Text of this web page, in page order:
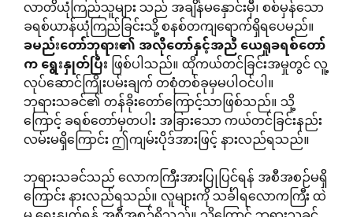
လာတိယုံကြည်သူများ သည် အချိန်မနှောင်းမှီ၊ စစ်မှန်သော
ခရစ်ယာန်ယုံကြည်ခြင်းသို့ စနစ်တကျရောက်ရှိရပေမည်။
ခမည်းတော်ဘုရား၏အလိုတော်နှင့်အညီယေရှုခရစ်တော်
ကရွေးနှုတ်ပြီးဖြစ်ပါသည်။ ထိုကယ်တင်ခြင်းအမှုတွင် လူ့
လုပ်ဆောင်ကြိုးပမ်းချက် တစုံတစ်ခုမှမပါဝင်ပါ။
ဘုရားသခင်၏ တန်ခိုးတော်ကြောင့်သာဖြစ်သည်။ သို့
ကြောင့် ခရစ်တော်မှတပါး အခြားသော ကယ်တင်ခြင်းနည်း
လမ်းမရှိကြောင်း ဤကျမ်းပိုဒ်အားဖြင့် နားလည်ရသည်။
ဘုရားသခင်သည် လောကကြီးအားပြုပြင်ရန် အစီအစဉ်မရှိ
ကြောင်း နားလည်ရသည်။ လူများကို သင်္ခါရလောကကြီး ထဲ